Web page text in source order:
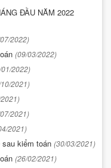
ĐẦU NĂM 2022
2022)
(09/03/2022)
2022)
2021)
2021)
2021)
kiểm toán (30/03/2021)
(26/02/2021)